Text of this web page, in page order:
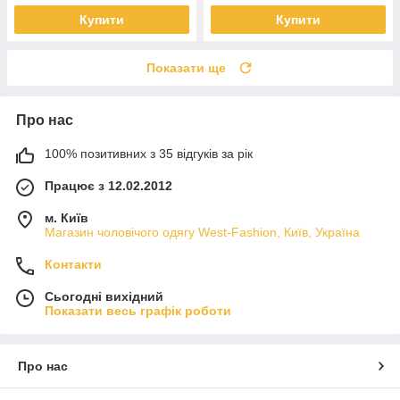
Купити Купити
Показати ще
Про нас
100% позитивних з 35 відгуків за рік
Працює з 12.02.2012
м. Київ
Магазин чоловічого одягу West-Fashion, Київ, Україна
Контакти
Сьогодні вихідний
Показати весь графік роботи
Про нас